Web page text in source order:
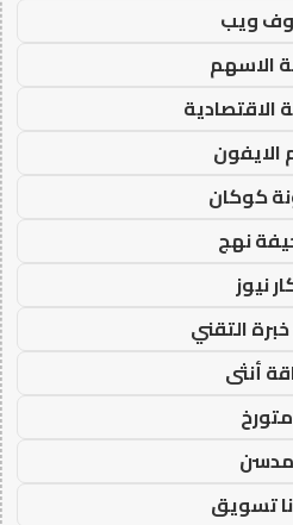
ويب
الاسهم
الاقتصادية
الايفون
كوكان
نهج
نيوز
التقني
أنثى
متورخ
مدسن
تسويق